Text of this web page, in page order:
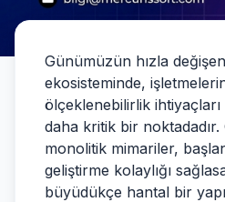
Günümüzün hızla
ekosisteminde,
ölçeklenebilirlik
daha kritik bir noktadadır.
monolitik mimariler,
geliştirme kolaylığı
büyüdükçe hantal bir